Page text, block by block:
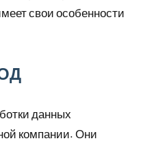
свои особенности
данных
компании. Они